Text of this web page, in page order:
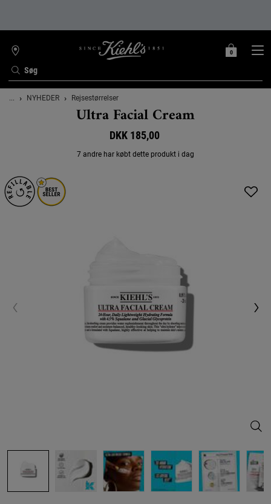
Søg
FIND
BUTIK
MIN
0
0 PRODUKT
Main content
... NYHEDER Rejsestørrelser
Ultra Facial Cream
DKK 185,00
7 andre har købt dette produkt i dag